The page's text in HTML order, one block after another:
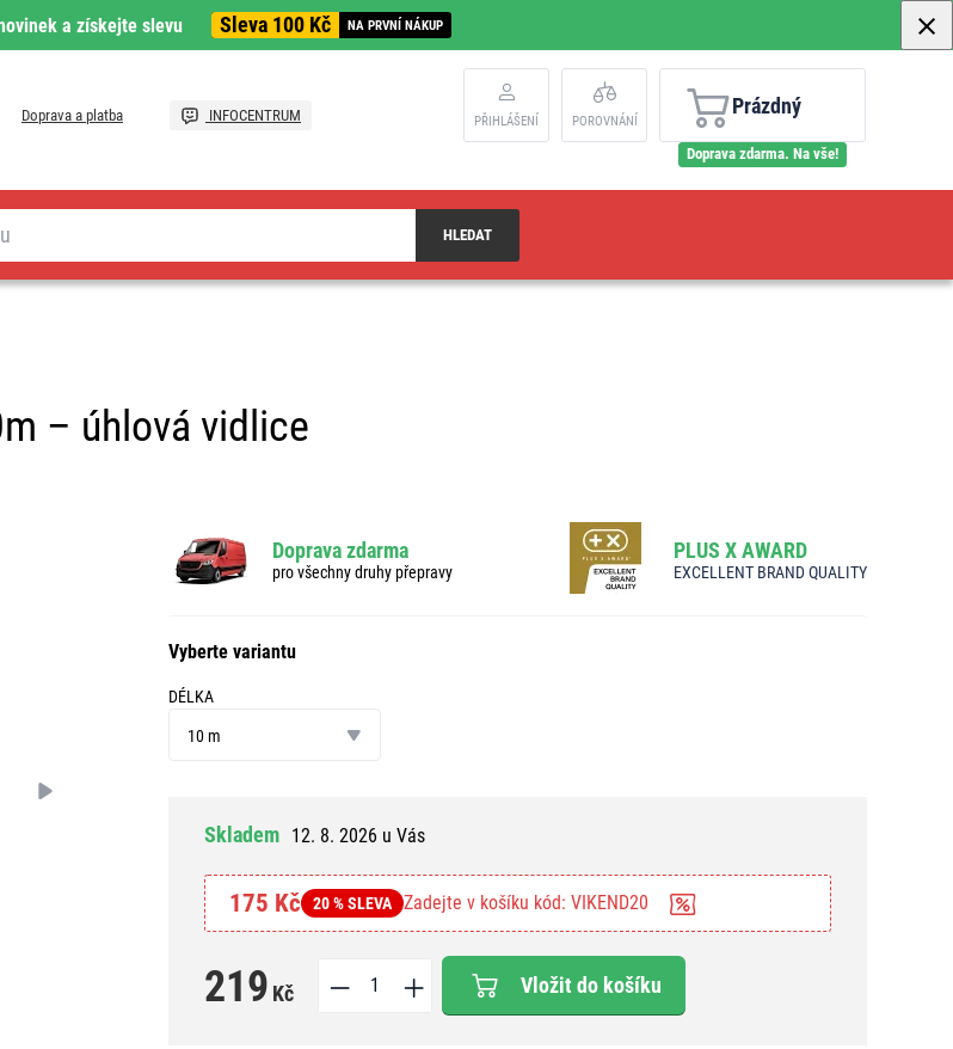
a získejte slevu Sleva 100 Kč NA PRVNÍ NÁKUP
Doprava a platba INFOCENTRUM PŘIHLÁŠENÍ POROVNÁNÍ
Prázdný
Doprava zdarma. Na vše!
HLEDAT
– úhlová vidlice
Doprava zdarma
pro všechny druhy přepravy
PLUS X AWARD
EXCELLENT BRAND QUALITY
Vyberte variantu
DÉLKA
10 m
Skladem 12. 8. 2026 u Vás
175 Kč 20 % SLEVA Zadejte v košíku kód: VIKEND20
219 Kč Vložit do košíku